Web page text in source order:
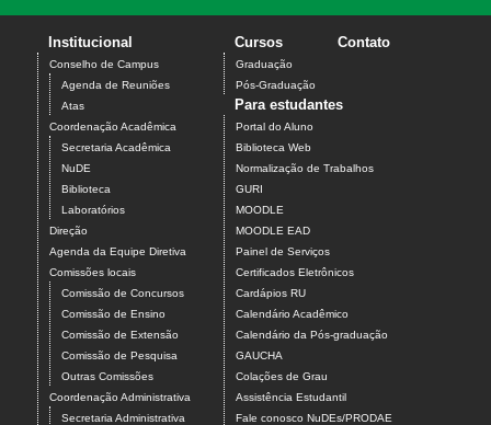
Institucional
Conselho de Campus
Agenda de Reuniões
Atas
Coordenação Acadêmica
Secretaria Acadêmica
NuDE
Biblioteca
Laboratórios
Direção
Agenda da Equipe Diretiva
Comissões locais
Comissão de Concursos
Comissão de Ensino
Comissão de Extensão
Comissão de Pesquisa
Outras Comissões
Coordenação Administrativa
Secretaria Administrativa
Cursos
Graduação
Pós-Graduação
Contato
Para estudantes
Portal do Aluno
Biblioteca Web
Normalização de Trabalhos
GURI
MOODLE
MOODLE EAD
Painel de Serviços
Certificados Eletrônicos
Cardápios RU
Calendário Acadêmico
Calendário da Pós-graduação
GAUCHA
Colações de Grau
Assistência Estudantil
Fale conosco NuDEs/PRODAE